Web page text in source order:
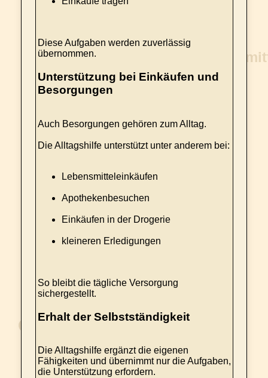
Diese Aufgaben werden zuverlässig
übernommen.
Unterstützung bei Einkäufen und
Besorgungen
Auch Besorgungen gehören zum Alltag.
Die Alltagshilfe unterstützt unter anderem bei:
Lebensmitteleinkäufen
Apothekenbesuchen
Einkäufen in der Drogerie
kleineren Erledigungen
So bleibt die tägliche Versorgung
sichergestellt.
Erhalt der Selbstständigkeit
Die Alltagshilfe ergänzt die eigenen
Fähigkeiten und übernimmt nur die Aufgaben,
die Unterstützung erfordern.